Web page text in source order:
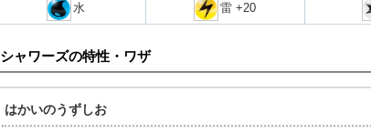
水 雷 +20
シャワーズの特性・ワザ
はかいのうずしお